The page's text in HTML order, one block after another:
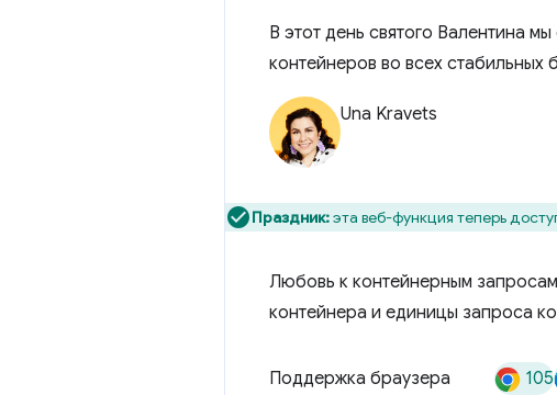
В этот день святого Валентина
контейнеров во всех стабильных
Una Kravets
Праздник:эта веб-функция теперь
Любовь к контейнерным запросам
контейнера и единицы запроса
Поддержка браузера 105